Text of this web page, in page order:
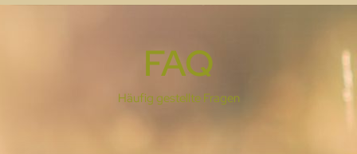
FAQ
Häufig gestellte Fragen